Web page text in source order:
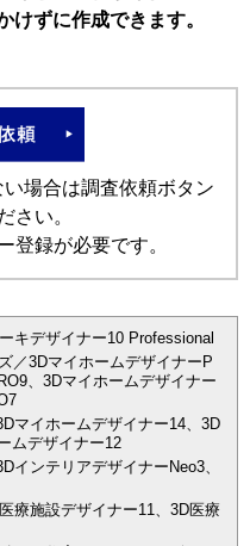
けずに作成できます。
場合は調査依頼ボタン
さい。
登録が必要です。
キデザイナー10 Professional
／3DマイホームデザイナーP
、3Dマイホームデザイナー
マイホームデザイナー14、3D
ムデザイナー12
インテリアデザイナーNeo3、
療施設デザイナー11、3D医療